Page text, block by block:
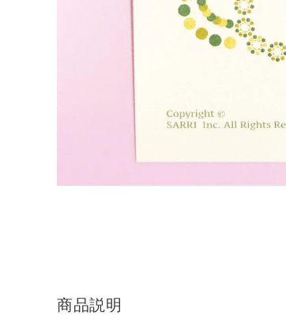
商品説明